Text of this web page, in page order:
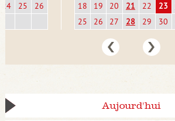
24
25 26
18
19 20 21 22 23
25
26 27 28 29 30
Aujourd'hui